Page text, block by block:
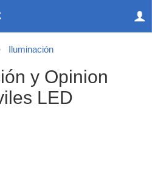
Iluminación
y Opinion
LED